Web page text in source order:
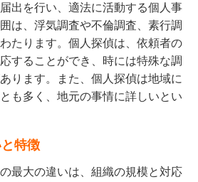
出を行い、適法に活動する個人事
は、浮気調査や不倫調査、素行調
たります。個人探偵は、依頼者の
することができ、時には特殊な調
ります。また、個人探偵は地域に
も多く、地元の事情に詳しいとい
特徴
最大の違いは、組織の規模と対応